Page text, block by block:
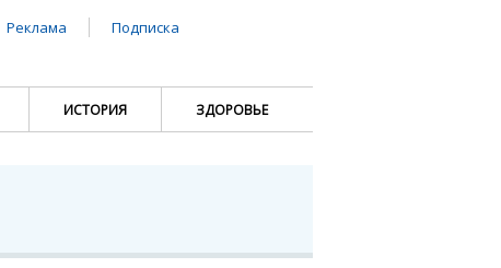
Реклама
Подписка
ИСТОРИЯ ЗДОРОВЬЕ